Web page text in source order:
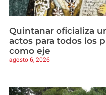
Quintanar oficializa
actos para todos los
como eje
agosto 6, 2026